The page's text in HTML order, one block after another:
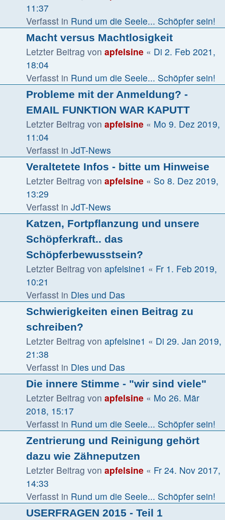
11:37
Verfasst in Rund um die Seele... Schöpfer sein!
Macht versus Machtlosigkeit
Letzter Beitrag von apfelsine « Di 2. Feb 2021,
18:04
Verfasst in Rund um die Seele... Schöpfer sein!
Probleme mit der Anmeldung? -
EMAIL FUNKTION WAR KAPUTT
Letzter Beitrag von apfelsine « Mo 9. Dez 2019,
11:04
Verfasst in JdT-News
Veraltetete Infos - bitte um Hinweise
Letzter Beitrag von apfelsine « So 8. Dez 2019,
13:29
Verfasst in JdT-News
Katzen, Fortpflanzung und unsere
Schöpferkraft.. das
Schöpferbewusstsein?
Letzter Beitrag von apfelsine1 « Fr 1. Feb 2019,
10:21
Verfasst in Dies und Das
Schwierigkeiten einen Beitrag zu
schreiben?
Letzter Beitrag von apfelsine1 « Di 29. Jan 2019,
21:38
Verfasst in Dies und Das
Die innere Stimme - "wir sind viele"
Letzter Beitrag von apfelsine « Mo 26. Mär
2018, 15:17
Verfasst in Rund um die Seele... Schöpfer sein!
Zentrierung und Reinigung gehört
dazu wie Zähneputzen
Letzter Beitrag von apfelsine « Fr 24. Nov 2017,
14:33
Verfasst in Rund um die Seele... Schöpfer sein!
USERFRAGEN 2015 - Teil 1